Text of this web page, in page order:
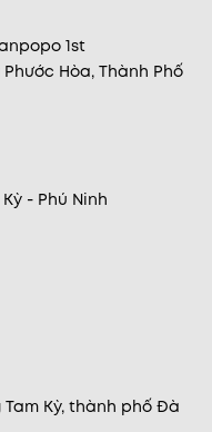
1st
Hòa, Thành Phố
- Phú Ninh
Tam Kỳ, thành phố Đà